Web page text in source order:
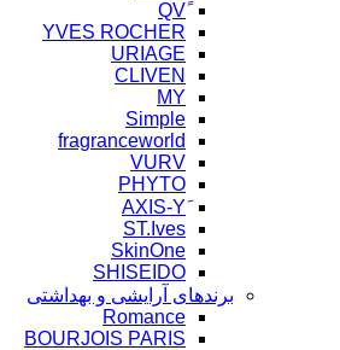
YVES ROCHER
URIAGE
CLIVEN
MY
Simple
fragranceworld
VURV
PHYTO
ST.Ives
SkinOne
SHISEIDO
برندهای آرایشی و بهداشتی
Romance
BOURJOIS PARIS